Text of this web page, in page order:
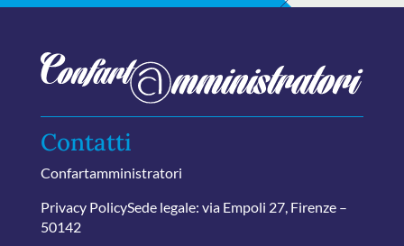
Contatti
Confartamministratori
Privacy PolicySede legale: via Empoli 27, Firenze –
50142